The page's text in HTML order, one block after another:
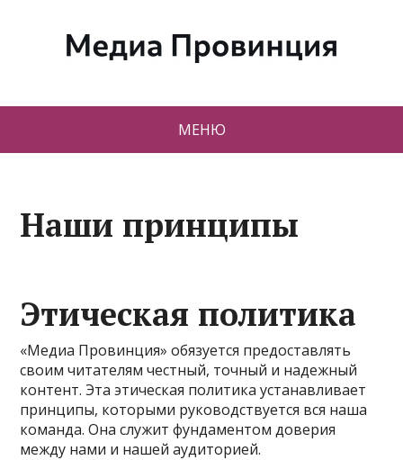
МЕНЮ
Наши принципы
Этическая политика
«Медиа Провинция» обязуется предоставлять
своим читателям честный, точный и надежный
контент. Эта этическая политика устанавливает
принципы, которыми руководствуется вся наша
команда. Она служит фундаментом доверия
между нами и нашей аудиторией.